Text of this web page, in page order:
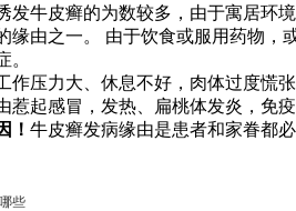
发牛皮癣的为数较多，由于寓居环
缘由之一。 由于饮食或服用药物
。
作压力大、休息不好，肉体过度慌
惹起感冒，发热、扁桃体发炎，免
！ 牛皮癣发病缘由是患者和家眷都
些